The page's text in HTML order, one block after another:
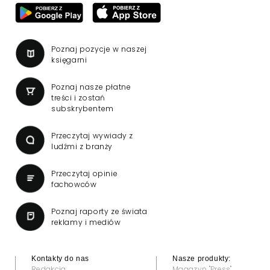
Poznaj pozycje w naszej
księgarni
Poznaj nasze płatne
treści i zostań
subskrybentem
Przeczytaj wywiady z
ludźmi z branży
Przeczytaj opinie
fachowców
Poznaj raporty ze świata
reklamy i mediów
Kontakty do nas Nasze produkty: